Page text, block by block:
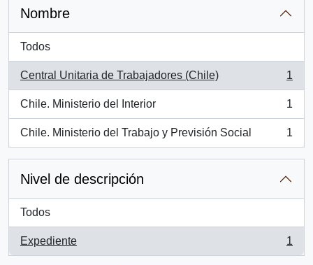
Nombre
Todos
Central Unitaria de Trabajadores (Chile)
, 1 resultados
1
Chile. Ministerio del Interior
, 1 resultados
1
Chile. Ministerio del Trabajo y Previsión Social
, 1 resultados
1
Nivel de descripción
Todos
Expediente
, 1 resultados
1